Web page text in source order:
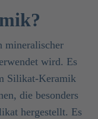
mineralischer
wird. Es
Silikat-Keramik
die besonders
hergestellt. Es